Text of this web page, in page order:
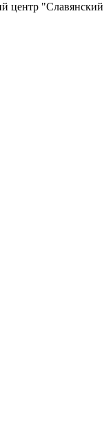
центр "Славянский